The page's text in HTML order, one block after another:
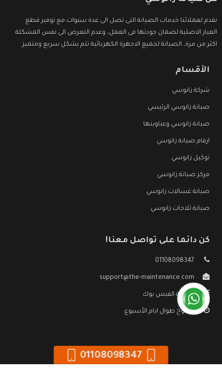
نقدم لعملائنا خدمات الصيانة التى تصل الى عدة سنوات مع توفير قطع
الغيار الاصلية لضمان جودتها فى العمل، وعدم التعرض الى نفس المشكلة
اكثر من مرة، الصيانة لجميع الاجهزة الكهربائية تتم بشكل سريع ومتميز.
الأقسام
شركة زانوسي
صيانة زانوسي الرئيسي
صيانة زانوسي وعناوينها
ارقام صيانة زانوسي
توكيل زانوسي
مركز صيانة زانوسي
صيانة غسالات زانوسي
صيانة ثلاجات زانوسي
كن دائما على تواصل معنا!
01108098347
support@the-maintenance.com
صفحة الفيس بوك
مفتوح طوال ايام الأسبوع
01108098347